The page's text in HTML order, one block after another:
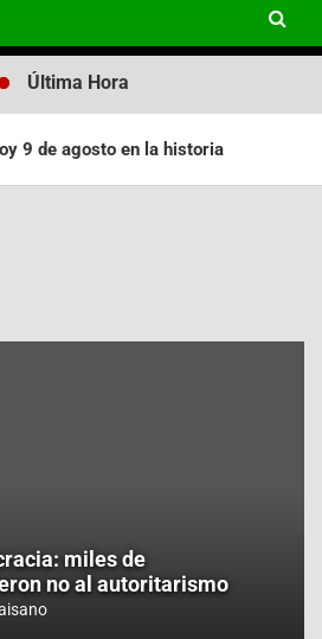
Última Hora
9 de agosto en la historia
miles de costarricenses dijeron no
miles de
no al autoritarismo